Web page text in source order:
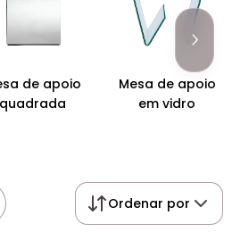
de apoio
quadrada
Mesa de apoio
em vidro
Ordenar por